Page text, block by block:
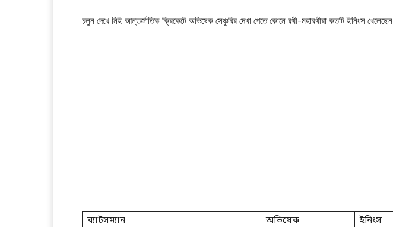
চলুন দেখে নিই আন্তর্জাতিক ক্রিকেটে অভিষেক সেঞ্চুরির দেখা পেতে কোনে রথী-মহারথীরা কতটি ইনিংস খেলেছেন
ব্যাটসম্যান অভিষেক ইনিংস